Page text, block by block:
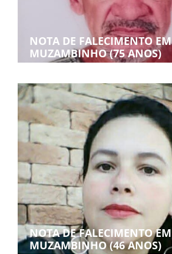
NOTA DE FALECIMENTO EM
MUZAMBINHO (75 ANOS)
NOTA DE FALECIMENTO EM
MUZAMBINHO (46 ANOS)